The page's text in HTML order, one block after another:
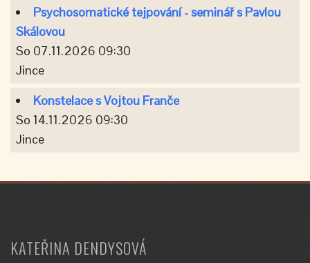
Psychosomatické tejpování - seminář s Pavlou
Skálovou
So 07.11.2026 09:30
Jince
Konstelace s Vojtou Franče
So 14.11.2026 09:30
Jince
KATEŘINA DENDYSOVÁ